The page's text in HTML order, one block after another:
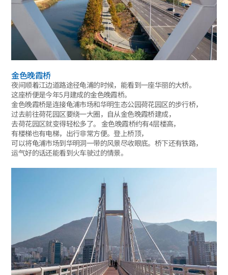
金色晚霞桥
夜间顺着江边道路途径龟浦的时候，能看到一座华丽的大桥。
这座桥便是今年5月建成的金色晚霞桥。
金色晚霞桥是连接龟浦市场和华明生态公园荷花园区的步行桥，
过去前往荷花园区要绕一大圈，自从金色晚霞桥建成，
去荷花园区就变得轻松多了。 金色晚霞桥约有4层楼高，
有楼梯也有电梯，出行非常方便。登上桥顶，
可以将龟浦市场到华明洞一带的风景尽收眼底。桥下还有铁路，
运气好的话还能看到火车驶过的情景。